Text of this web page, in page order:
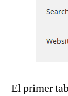
El primer